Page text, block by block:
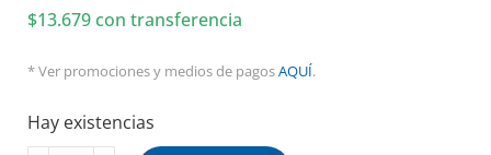
$13.679con transferencia
* Ver promociones y medios de pagosAQUÍ.
Hay existencias